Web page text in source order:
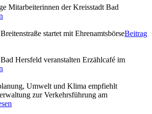
Mitarbeiterinnen der Kreisstadt Bad
startet mit EhrenamtsbörseBeitrag
Hersfeld veranstalten Erzählcafé im
Umwelt und Klima empfiehlt
zur Verkehrsführung am